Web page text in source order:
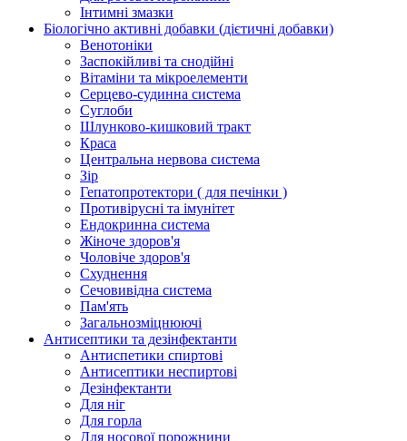
Інтимні змазки
Біологічно активні добавки (дієтичні добавки)
Венотоніки
Заспокійливі та снодійні
Вітаміни та мікроелементи
Серцево-судинна система
Суглоби
Шлунково-кишковий тракт
Краса
Центральна нервова система
Зір
Гепатопротектори ( для печінки )
Противірусні та імунітет
Ендокринна система
Жіноче здоров'я
Чоловіче здоров'я
Схуднення
Сечовивідна система
Пам'ять
Загальнозміцнюючі
Антисептики та дезінфектанти
Антиспетики спиртові
Антисептики неспиртові
Дезінфектанти
Для ніг
Для горла
Для носової порожнини